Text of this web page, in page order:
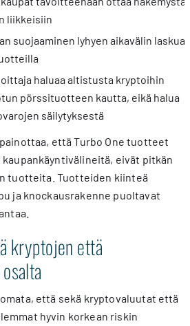
liikkeisiin
suojaaminen lyhyen aikavälin laskua
haluaa altistusta kryptoihin
pörssituotteen kautta, eikä halua
säilytyksestä
että Turbo One tuotteet
eivät pitkän
tuotteita. Tuotteiden kiinteä
ja knockausrakenne puoltavat
kryptojen että
että sekä kryptovaluutat että
hyvin korkean riskin